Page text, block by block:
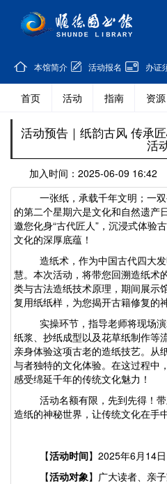
本馆简介 活动报名 办证
首页 活动 指南 资源
活动预告｜纸韵古风 传承
活
加入时间：2025-06-09
一张纸，承载千年文明；一
的第二个星期六是文化和自然遗产
邀您化身“古代匠人” ，沉浸式体验
文化的深厚底蕴！
造纸术，作为中国古代四大
慧。 本次活动，将带您回溯造纸术
类与古法造纸技术原理 ，期间展示
复用纸纸样， 为您揭开古籍修复的
实操环节，指导老师将现场
纸浆、抄纸成型以及花草纸制作等
亲身体验这项古老的造纸技艺。从
与者独特的文化体验。在这过程中，
感受绵延千年的传统文化魅力 ！
活动名额有限，先到先得！
造纸的神秘世界，让传统文化在手
【活动时间】2025年6月 14
【活动对象】广大读者、亲